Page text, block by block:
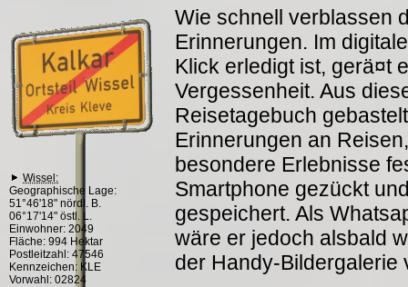
Wissel:
Geographische Lage:
51°46'18" nördl. B.
06°17'14" östl. L.
Einwohner: 2049
Fläche: 994 Hektar
Postleitzahl: 47546
Kennzeichen: KLE
Vorwahl: 02824
Wie schnell verblassen
Erinnerungen. Im
Klick erledigt ist, gerä¤t
Vergessenheit. Aus
Reisetagebuch
Erinnerungen an
besondere Erlebnisse
Smartphone gezückt
gespeichert. Als
wäre er jedoch alsbald
der Handy-Bildergalerie